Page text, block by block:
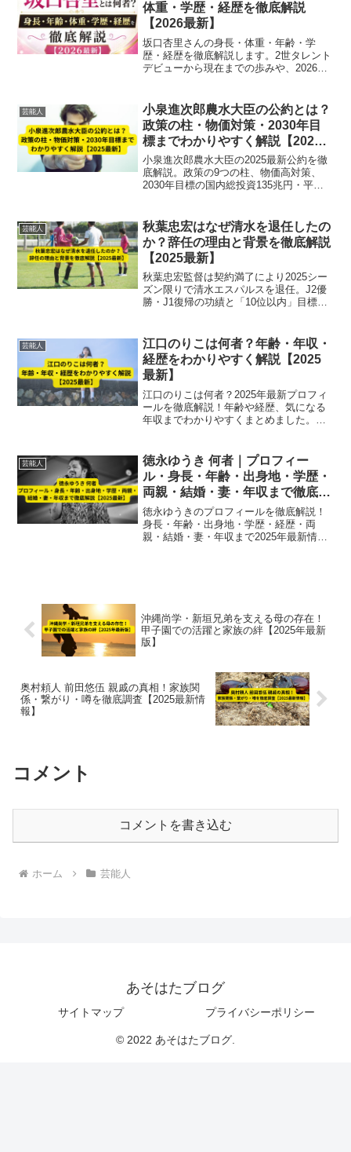
体重・学歴・経歴を徹底解説
【2026最新】
坂口杏里さんの身長・体重・年齢・学
歴・経歴を徹底解説します。2世タレント
デビューから現在までの歩みや、2026年
芸能人
小泉進次郎農水大臣の公約とは？
政策の柱・物価対策・2030年目
標までわかりやすく解説【2025
最新】
小泉進次郎農水大臣の2025最新公約を徹
底解説。政策の9つの柱、物価高対策、
2030年目標の国内総投資135兆円・平均
芸能人
秋葉忠宏はなぜ清水を退任したの
か？辞任の理由と背景を徹底解説
【2025最新】
秋葉忠宏監督は契約満了により2025シー
ズン限りで清水エスパルスを退任。J2優
勝・J1復帰の功績と「10位以内」目標未
芸能人
江口のりこは何者？年齢・年収・
経歴をわかりやすく解説【2025
最新】
江口のりこは何者？2025年最新プロフィ
ールを徹底解説！年齢や経歴、気になる
年収までわかりやすくまとめました。女
芸能人
徳永ゆうき 何者｜プロフィー
ル・身長・年齢・出身地・学歴・
両親・結婚・妻・年収まで徹底解
説【2025最新】
徳永ゆうきのプロフィールを徹底解説！
身長・年齢・出身地・学歴・経歴・両
親・結婚・妻・年収まで2025年最新情報
沖縄尚学・新垣兄弟を支える母の存在！
甲子園での活躍と家族の絆【2025年最新
版】
奥村頼人 前田悠伍 親戚の真相！家族関
係・繋がり・噂を徹底調査【2025最新情
報】
コメント
コメントを書き込む
ホーム 芸能人
あそはたブログ
サイトマップ プライバシーポリシー
© 2022 あそはたブログ.